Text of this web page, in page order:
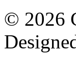
© 2026